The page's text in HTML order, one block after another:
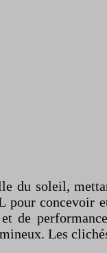
du soleil,
de
Les